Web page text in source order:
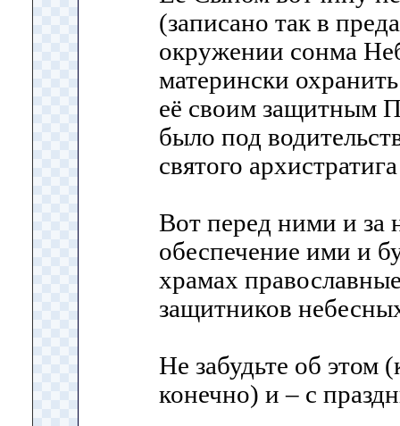
(записано так в
окружении сонма
матерински
её своим защитным
было под
святого
Вот перед ними и за
обеспечение ими и
храмах
защитников
Не забудьте об этом
конечно) и – с